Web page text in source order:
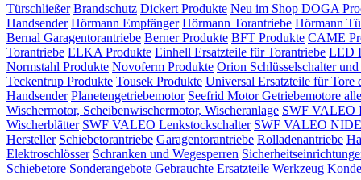
Türschließer Brandschutz Dickert Produkte Neu im Shop DOGA
Handsender Hörmann Empfänger Hörmann Torantriebe Hörmann
Bernal Garagentorantriebe Berner Produkte BFT Produkte CAME
Torantriebe ELKA Produkte Einhell Ersatzteile für Torantriebe LED
Normstahl Produkte Novoferm Produkte Orion Schlüsselschalter und
Teckentrup Produkte Tousek Produkte Universal Ersatzteile für Tore
Handsender Planetengetriebemotor Seefrid Motor Getriebemotore
Wischermotor, Scheibenwischermotor, Wischeranlage SWF VALEO
Wischerblätter SWF VALEO Lenkstockschalter SWF VALEO
Hersteller Schiebetorantriebe Garagentorantriebe Rolladenantriebe
Elektroschlösser Schranken und Wegesperren
Schiebetore Sonderangebote Gebrauchte Ersatzteile Werkzeug